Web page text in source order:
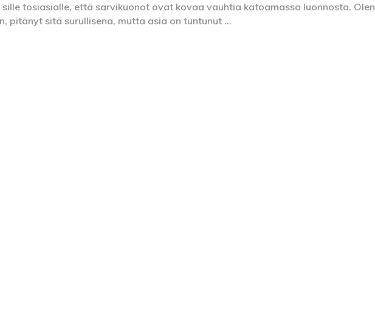
tosiasialle, että sarvikuonot ovat kovaa vauhtia katoamassa luonnosta. Olen
pitänyt sitä surullisena, mutta asia on tuntunut